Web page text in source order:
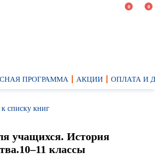
0 0
ПРОГРАММА АКЦИИ ОПЛАТА И
списку книг
учащихся. История
классы